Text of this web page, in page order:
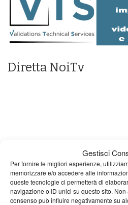
Gestisci
Per fornire le migliori esperienze,
memorizzare e/o accedere alle
queste tecnologie ci permetterà di
navigazione o ID unici su questo sito.
consenso può influire negativamente su
Diretta NoiTv